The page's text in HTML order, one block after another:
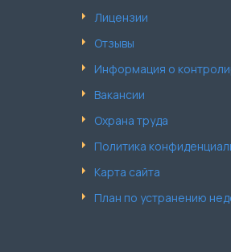
Лицензии
Отзывы
Информация о
Вакансии
Охрана труда
Политика
Карта сайта
План по устранению